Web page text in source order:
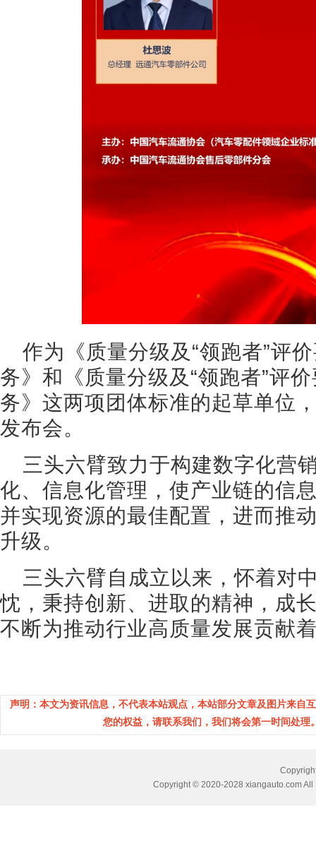
作为《质量分级及“领跑者”评
务》和《质量分级及“领跑者”评
务》这两项团体标准的起草单位
发布会。
三头六臂致力于构建数字化营
化、信息化管理，使产业链的信
并实现资源的最佳配置，进而推
升级。
三头六臂自成立以来，怀着对
忱，秉持创新、进取的精神，成
不断为推动行业高质量发展贡献
声明：本文为资讯信息，不代表本站观点，本站部分文章及图片来自
您的权益，请联系我们，我们将会第一时间处
Copyright © 2020-2028 xiangauto.com